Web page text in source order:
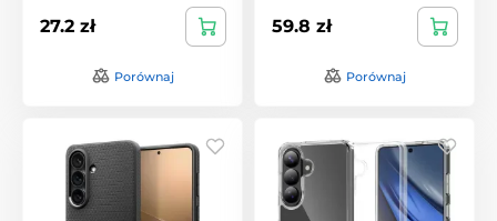
27.2 zł
Porównaj
59.8 zł
Porównaj